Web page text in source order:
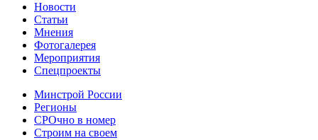
Новости
Статьи
Мнения
Фотогалерея
Мероприятия
Спецпроекты
Минстрой России
Регионы
СРОчно в номер
Строим на своем